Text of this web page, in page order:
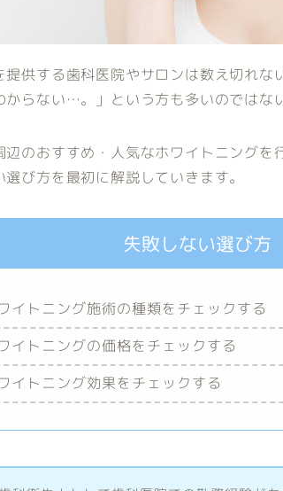
提供する歯科医院やサロンは数え切れな
からない…。」という方も多いのではな
辺のおすすめ・人気なホワイトニングを
び方を最初に解説していきます。
失敗しない選び方
イトニング施術の種類をチェックする
イトニングの価格をチェックする
イトニング効果をチェックする